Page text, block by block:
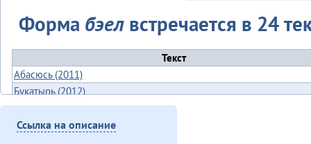
Форма бэел встречается в 24
Текст
Абасюсь (2011)
Букатырь (2012)
Гарпарикан-мата (1980)
Международнай тэгэл турэрдун тыргани (2013)
Ссылка на описание